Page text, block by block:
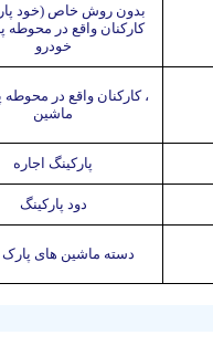
بدون روش خاص (خود
کارکنان واقع در محوطه
خودرو
، کارکنان واقع در محوطه
ماشین
پارکینگ اجاره
دود پارکینگ
دسته ماشین های